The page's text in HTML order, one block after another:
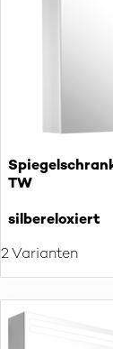
TW
silbereloxiert
2 Varianten